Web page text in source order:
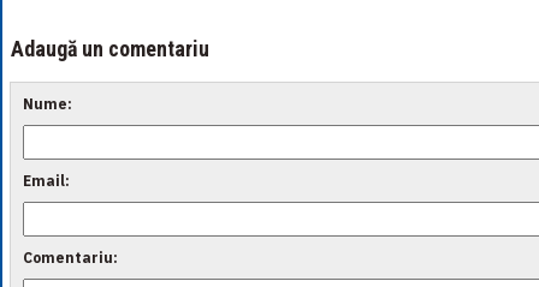
Adaugă un comentariu
Nume:
Email:
Comentariu: